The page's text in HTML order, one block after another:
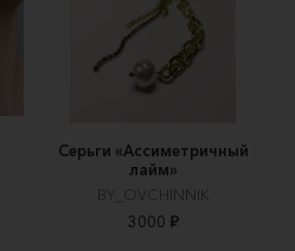
Серьги «Ассиметричный
лайм»
BY_OVCHINNIK
3000 ₽